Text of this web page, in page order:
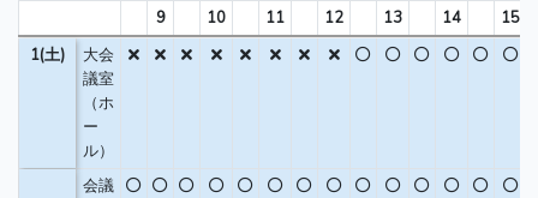
9 10 11 12 13 14
15
1(土)
大会
議室
（ホ
ー
ル）
会議